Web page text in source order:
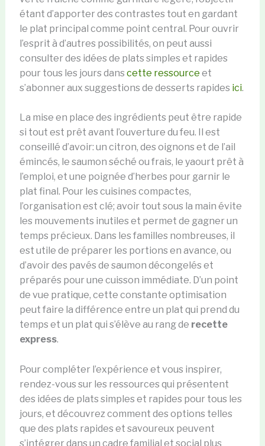
étant d’apporter des contrastes tout en gardant
le plat principal comme point central. Pour ouvrir
l’esprit à d’autres possibilités, on peut aussi
consulter des idées de plats simples et rapides
pour tous les jours dans cette ressource et
s’abonner aux suggestions de desserts rapides ici.
La mise en place des ingrédients peut être rapide
si tout est prêt avant l’ouverture du feu. Il est
conseillé d’avoir: un citron, des oignons et de l’ail
émincés, le saumon séché ou frais, le yaourt prêt à
l’emploi, et une poignée d’herbes pour garnir le
plat final. Pour les cuisines compactes,
l’organisation est clé; avoir tout sous la main évite
les mouvements inutiles et permet de gagner un
temps précieux. Dans les familles nombreuses, il
est utile de préparer les portions en avance, ou
d’avoir des pavés de saumon décongelés et
préparés pour une cuisson immédiate. D’un point
de vue pratique, cette constante optimisation
peut faire la différence entre un plat qui prend du
temps et un plat qui s’élève au rang de recette
express.
Pour compléter l’expérience et vous inspirer,
rendez-vous sur les ressources qui présentent
des idées de plats simples et rapides pour tous les
jours, et découvrez comment des options telles
que des plats rapides et savoureux peuvent
s’intégrer dans un cadre familial et social plus